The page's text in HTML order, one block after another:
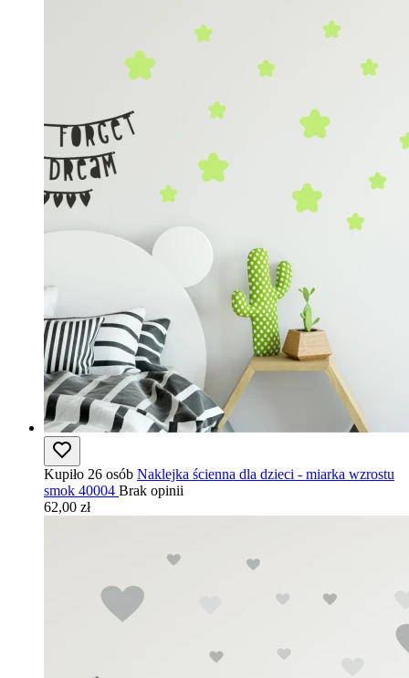
Kupiło 26 osób Naklejka ścienna dla dzieci - miarka wzrostu
smok 40004 Brak opinii
62,00 zł